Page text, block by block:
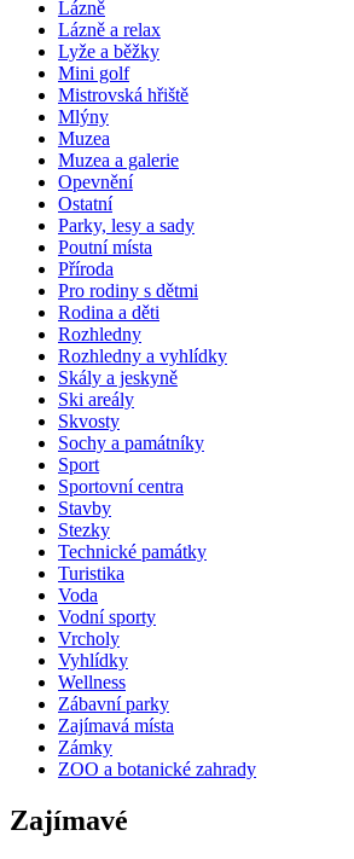
Lázně
Lázně a relax
Lyže a běžky
Mini golf
Mistrovská hřiště
Mlýny
Muzea
Muzea a galerie
Opevnění
Ostatní
Parky, lesy a sady
Poutní místa
Příroda
Pro rodiny s dětmi
Rodina a děti
Rozhledny
Rozhledny a vyhlídky
Skály a jeskyně
Ski areály
Skvosty
Sochy a památníky
Sport
Sportovní centra
Stavby
Stezky
Technické památky
Turistika
Voda
Vodní sporty
Vrcholy
Vyhlídky
Wellness
Zábavní parky
Zajímavá místa
Zámky
ZOO a botanické zahrady
Zajímavé